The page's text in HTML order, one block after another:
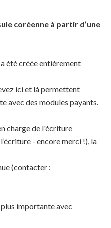
coréenne à partir d’une
été créée entièrement
ici et là permettent
avec des modules payants.
charge de l'écriture
- encore merci !), la
(contacter :
importante avec